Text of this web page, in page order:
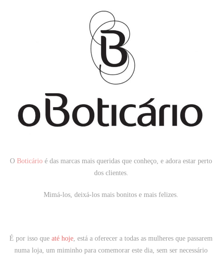
O Boticário é das marcas mais queridas que conheço, e adora estar perto
dos clientes.
Mimá-los, deixá-los mais bonitos e mais felizes.
É por isso que até hoje , está a oferecer a todas as mulheres que passarem
numa loja, um miminho para comemorar este dia, sem ser necessário